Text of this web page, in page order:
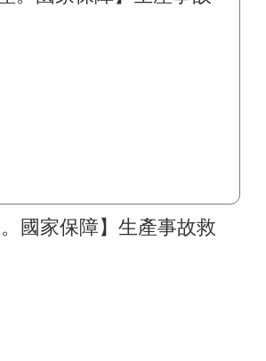
。國家保障】生產事故救